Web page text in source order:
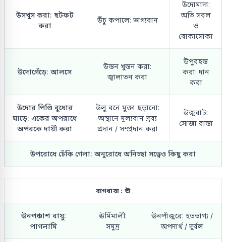
উসখুস করা: ছটফট
করা
উঁচু কপালে: ভাগ্যবান
উদোমাদা:
অতি সরল
ও
বোকাসোকা
উদোগেঁড়ে: আলসে
উস্তন খুস্তন করা:
জ্বালাতন করা
উপুরহস্ত
করা: দান
করা
উদোর পিণ্ডি বুধোর
ঘাড়ে: একের অপরাধে
অপরকে দায়ী করা
উলু বনে মুক্তা ছড়ানো:
অস্থানে মুল্যবান দ্রব্য
প্রদান / সম্প্রদান করা
উজুবাট:
সোজা রাস্তা
উপরোধে ঢেঁকি গেলা: অনুরোধে অনিচ্ছা সত্ত্বেও কিছু করা
বাগধারা : ঊ
ঊনপঞ্চাশ বায়ু:
পাগলামি
ঊর্মিমালী:
সমুদ্র
ঊনপাঁজুরে: হতভাগ্য /
অপদার্থ / দুর্বল